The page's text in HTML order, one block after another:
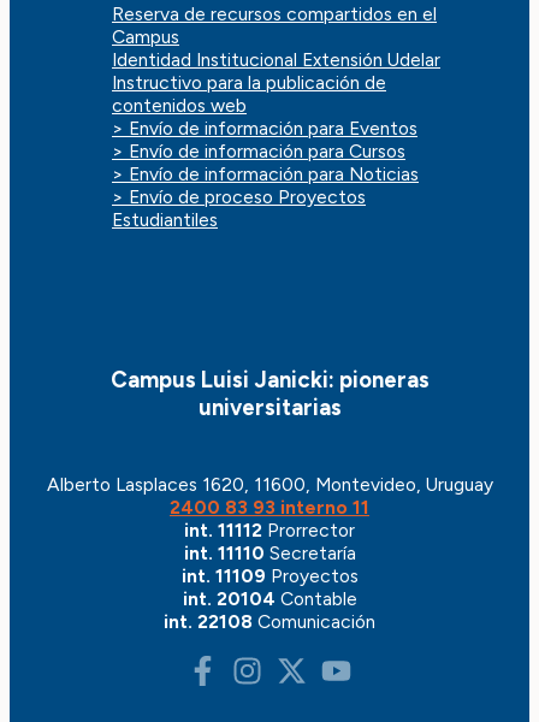
Reserva de recursos compartidos en el
Campus
Identidad Institucional Extensión Udelar
Instructivo para la publicación de
contenidos web
> Envío de información para Eventos
> Envío de información para Cursos
> Envío de información para Noticias
> Envío de proceso Proyectos
Estudiantiles
Campus Luisi Janicki: pioneras
universitarias
Alberto Lasplaces 1620, 11600, Montevideo, Uruguay
2400 83 93 interno 11
int. 11112 Prorrector
int. 11110 Secretaría
int. 11109 Proyectos
int. 20104 Contable
int. 22108 Comunicación